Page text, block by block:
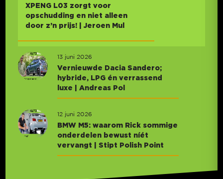
XPENG L03 zorgt voor
opschudding en niet alleen
door z’n prijs! | Jeroen Mul
13 juni 2026
Vernieuwde Dacia Sandero;
hybride, LPG én verrassend
luxe | Andreas Pol
12 juni 2026
BMW M5: waarom Rick sommige
onderdelen bewust níét
vervangt | Stipt Polish Point